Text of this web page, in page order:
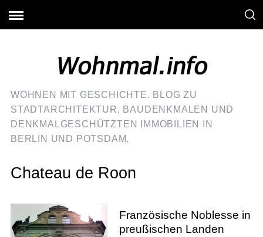
WOHNEN MIT GESCHICHTE. BLOG ZU
STADTARCHITEKTUR, BAUDENKMALEN UND
DENKMALGESCHÜTZTEN IMMOBILIEN IN
BERLIN UND POTSDAM.
Chateau de Roon
Französische Noblesse in
preußischen Landen